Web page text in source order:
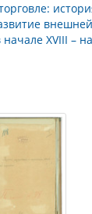
XVIII –